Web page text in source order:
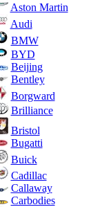
Aston Martin
Audi
BMW
BYD
Beijing
Bentley
Borgward
Brilliance
Bristol
Bugatti
Buick
Cadillac
Callaway
Carbodies